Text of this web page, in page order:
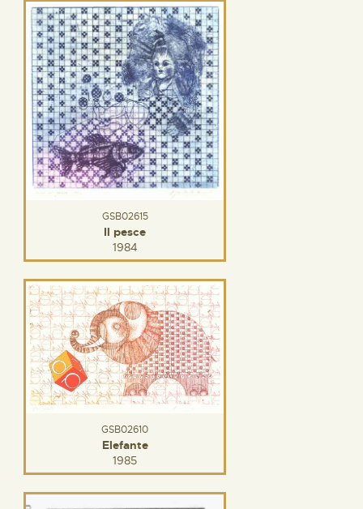
GSB02615
Il pesce
1984
GSB02610
Elefante
1985